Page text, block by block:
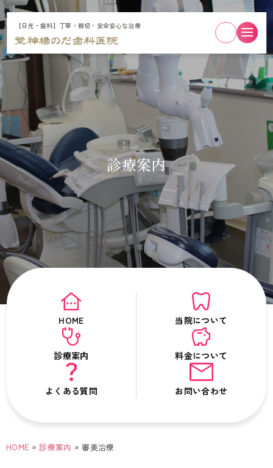
【日光・歯科】丁寧・親切・安全安心な治療
診療案内
HOME 当院について
診療案内 料金について
よくある質問 お問い合わせ
HOME »診療案内 » 審美治療